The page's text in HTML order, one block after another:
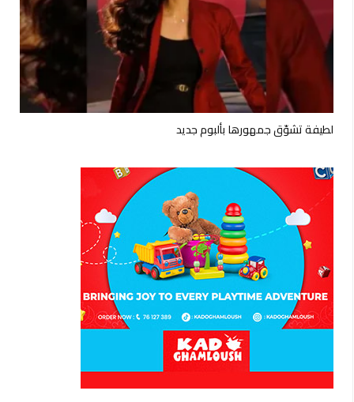
لطيفة تشوّق جمهورها بألبوم جديد